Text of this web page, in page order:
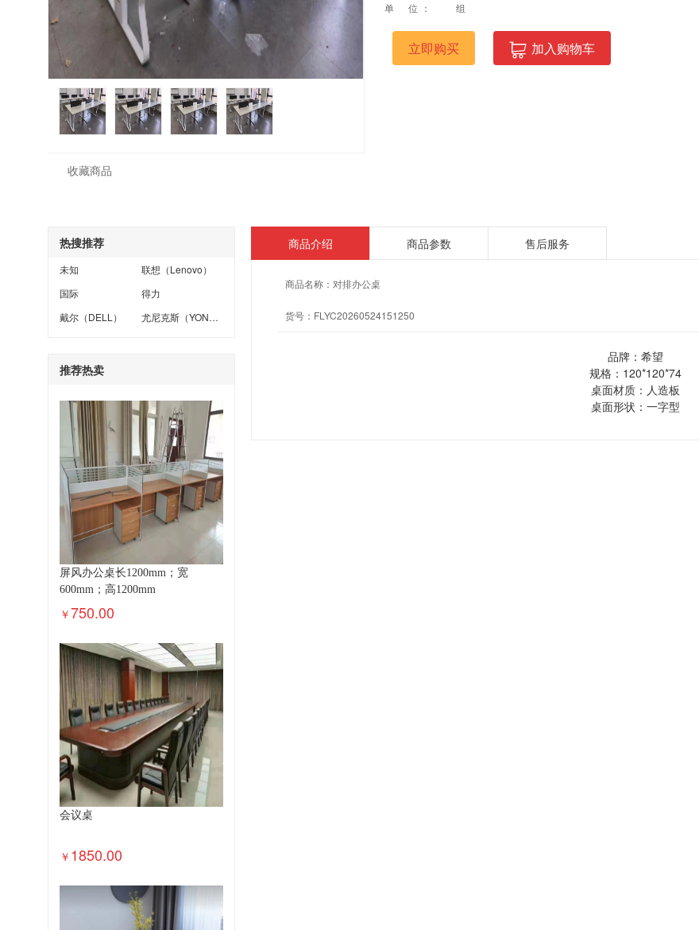
收藏商品
单 位：
组
立即购买 加入购物车
热搜推荐
未知
联想（Lenovo）
国际
得力
戴尔（DELL）
尤尼克斯（YONEX）
推荐热卖
屏风办公桌长1200mm；宽
600mm；高1200mm
￥750.00
会议桌
￥ 1850.00
商品介绍 商品参数 售后服务
商品名称： 对排办公桌
货号： FLYC20260524151250
品牌：希望
规格：120*120*74
桌面材质：人造板
桌面形状：一字型